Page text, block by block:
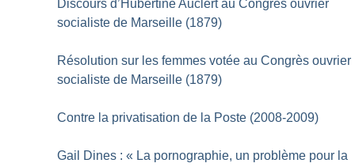
Discours d’Hubertine Auclert au Congrès ouvrier
socialiste de Marseille (1879)
Résolution sur les femmes votée au Congrès ouvrier
socialiste de Marseille (1879)
Contre la privatisation de la Poste (2008-2009)
Gail Dines : « La pornographie, un problème pour la